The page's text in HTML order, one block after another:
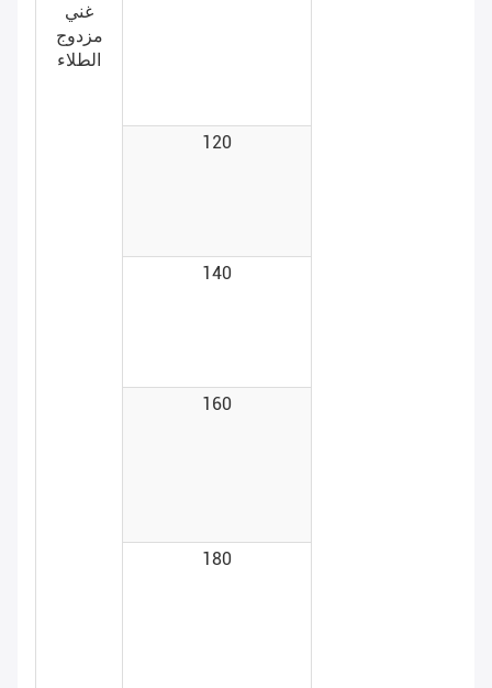
غني
مزدوج
الطلاء
120
140
160
180